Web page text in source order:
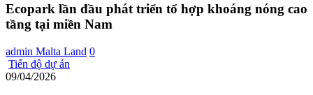
Ecopark lần đầu phát triển tổ hợp khoáng nóng cao
tầng tại miền Nam
admin Malta Land 0
Tiến độ dự án
09/04/2026